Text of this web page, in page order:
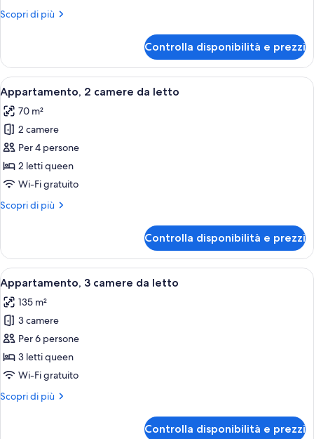
da
Scopri di più
Altri
1
camera
da
letto
Controlla disponibilità e prezzi
Apri
tutte
le
foto
per
Appartamento,
2
da
Una camera da letto con un letto,
12
Appartamento, 2 camere da letto
70 m²
2 camere
Per 4 persone
2 letti queen
Wi-Fi gratuito
Scopri di più
Altri
2
camere
da
letto
Controlla disponibilità e prezzi
Apri
tutte
le
foto
per
Appartamento,
3
da
Un soggiorno con camino, divani
6
Appartamento, 3 camere da letto
135 m²
3 camere
Per 6 persone
3 letti queen
Wi-Fi gratuito
Scopri di più
Altri
Controlla disponibilità e prezzi